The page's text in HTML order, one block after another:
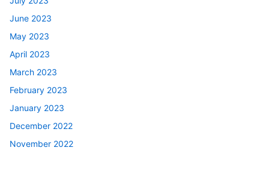
June 2023
May 2023
April 2023
March 2023
February 2023
January 2023
December 2022
November 2022